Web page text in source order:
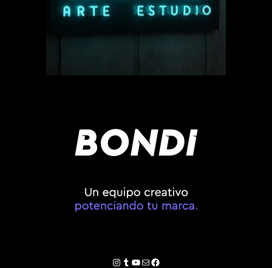
Instagram
Tumblr
YouTube
Correo electrónico
Facebook